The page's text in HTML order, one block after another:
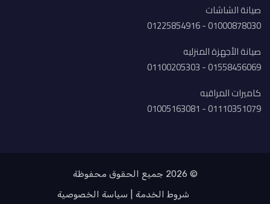
صيانة الشاشات
01000878030 - 01225854916
صيانة الأجهزة المنزليه
01558456069 - 01100205303
كاميرات المراقبه
01110351079 - 01005163081
© 2026 جميع الحقوق محفوظة
شروط الخدمة
سياسة الخصوصية